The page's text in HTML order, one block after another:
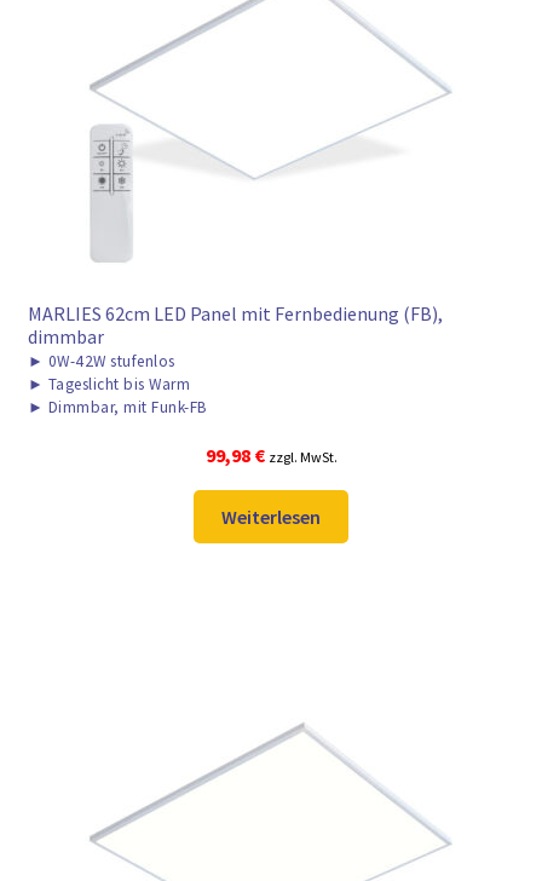
MARLIES 62cm LED Panel mit Fernbedienung (FB),
dimmbar
► 0W-42W stufenlos
► Tageslicht bis Warm
► Dimmbar, mit Funk-FB
99,98 € zzgl. MwSt.
Weiterlesen